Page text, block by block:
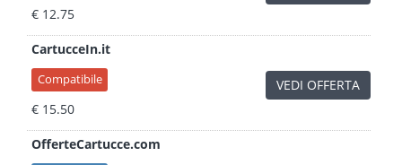
€ 12.75
CartucceIn.it
Compatibile
€ 15.50
VEDI OFFERTA
OfferteCartucce.com